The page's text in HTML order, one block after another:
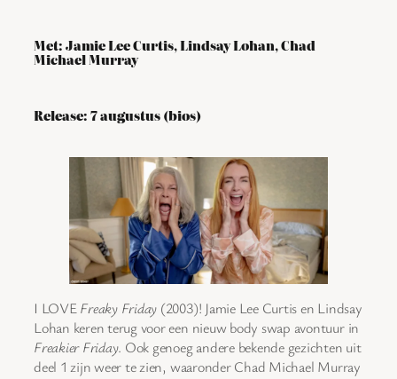
Met: Jamie Lee Curtis, Lindsay Lohan, Chad
Michael Murray
Release: 7 augustus (bios)
I LOVEFreaky Friday (2003)! Jamie Lee Curtis en Lindsay
Lohan keren terug voor een nieuw body swap avontuur in
Freakier Friday. Ook genoeg andere bekende gezichten uit
deel 1 zijn weer te zien, waaronder Chad Michael Murray